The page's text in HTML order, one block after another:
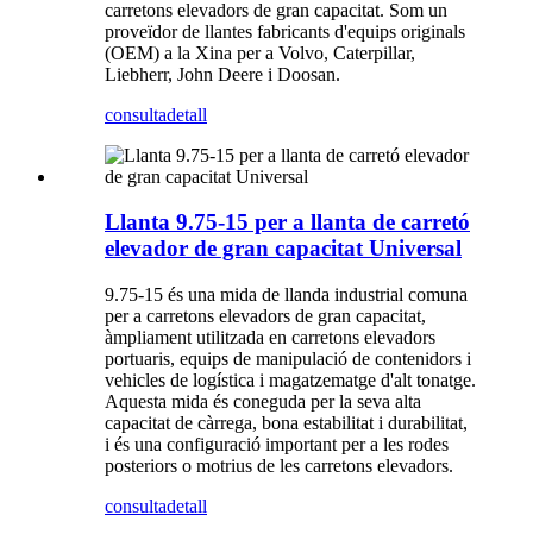
carretons elevadors de gran capacitat. Som un
proveïdor de llantes fabricants d'equips originals
(OEM) a la Xina per a Volvo, Caterpillar,
Liebherr, John Deere i Doosan.
consultadetall
Llanta 9.75-15 per a llanta de carretó
elevador de gran capacitat Universal
9.75-15 és una mida de llanda industrial comuna
per a carretons elevadors de gran capacitat,
àmpliament utilitzada en carretons elevadors
portuaris, equips de manipulació de contenidors i
vehicles de logística i magatzematge d'alt tonatge.
Aquesta mida és coneguda per la seva alta
capacitat de càrrega, bona estabilitat i durabilitat,
i és una configuració important per a les rodes
posteriors o motrius de les carretons elevadors.
consultadetall